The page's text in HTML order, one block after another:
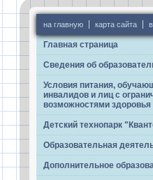
на главную карта сайта
Главная страница
Сведения об
Условия питания,
инвалидов и лиц с
возможностями здоровья
Детский технопарк
Образовательная
Дополнительное